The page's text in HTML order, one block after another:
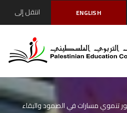
ENGLISH
انتقل إلى
تنموي مسارات في الصمود والبقاء